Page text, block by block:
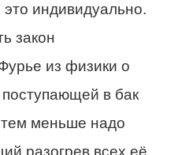
это индивидуально.
закон
из физики о
в бак
меньше надо
разогрев всех её